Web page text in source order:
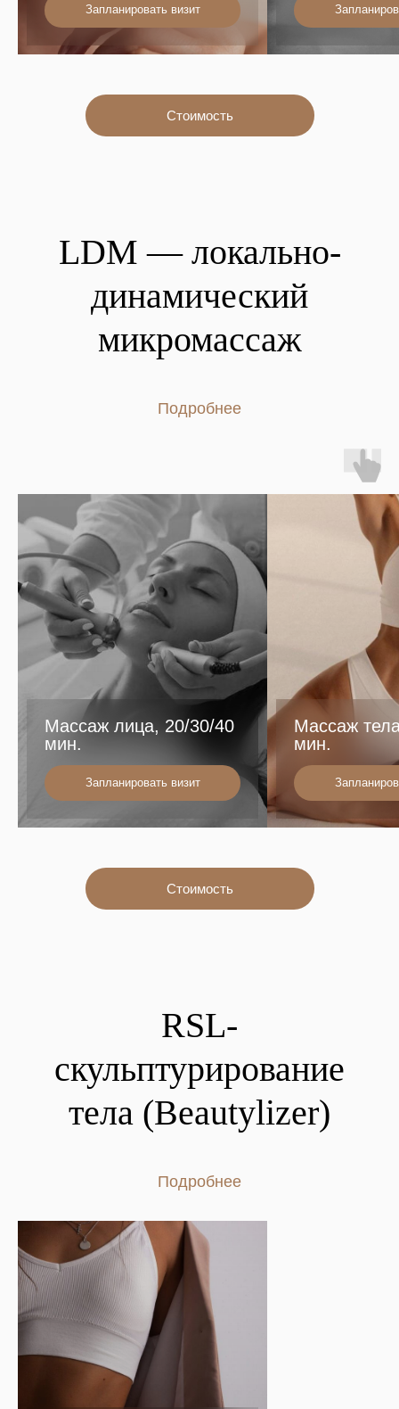
Запланировать визит
Стоимость
LDM — локально-
динамический
микромассаж
Подробнее
Массаж лица, 20/30/40
мин.
Запланировать визит
Массаж
мин.
Стоимость
RSL-
скульптурирование
тела (Beautylizer)
Подробнее